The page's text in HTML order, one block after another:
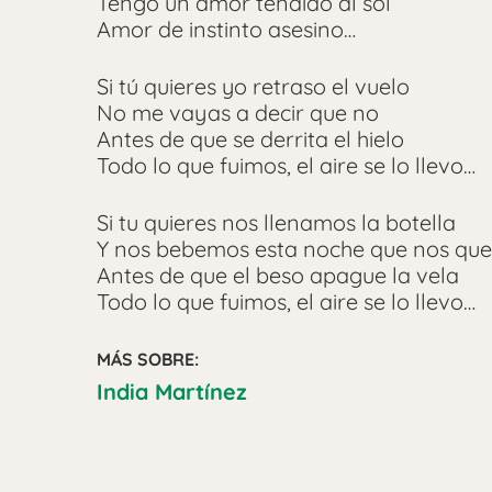
Amor de instinto asesino…
Si tú quieres yo retraso el vuelo
No me vayas a decir que no
Antes de que se derrita el hielo
Todo lo que fuimos, el aire se lo llevo…
Si tu quieres nos llenamos la botella
Y nos bebemos esta noche que nos
Antes de que el beso apague la vela
Todo lo que fuimos, el aire se lo llevo…
MÁS SOBRE:
India Martínez